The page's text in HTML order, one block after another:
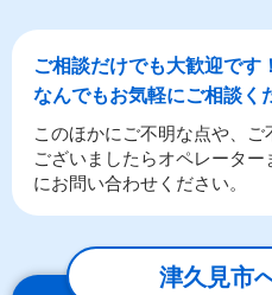
ご相談だけでも大歓迎です！
なんでもお気軽にご相談く
このほかにご不明な点や、ご
ございましたらオペレーター
にお問い合わせください。
津久見市